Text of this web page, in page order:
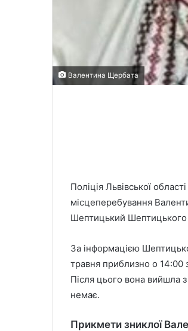
Валентина Щербата
Поліція Львівської
місцеперебування
Шептицький Шептицького
За інформацією
травня приблизно о 14:00
Після цього вона вийшла
немає.
Прикмети зниклої